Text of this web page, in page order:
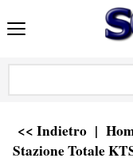
<< Indietro |
Stazione Totale